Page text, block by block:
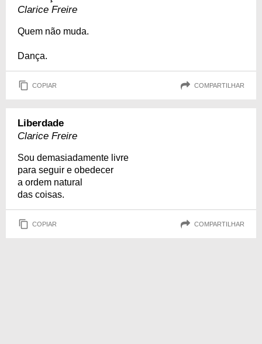
Clarice Freire
Quem não muda.
Dança.
COPIAR COMPARTILHAR
Liberdade
Clarice Freire
Sou demasiadamente livre
para seguir e obedecer
a ordem natural
das coisas.
COPIAR COMPARTILHAR